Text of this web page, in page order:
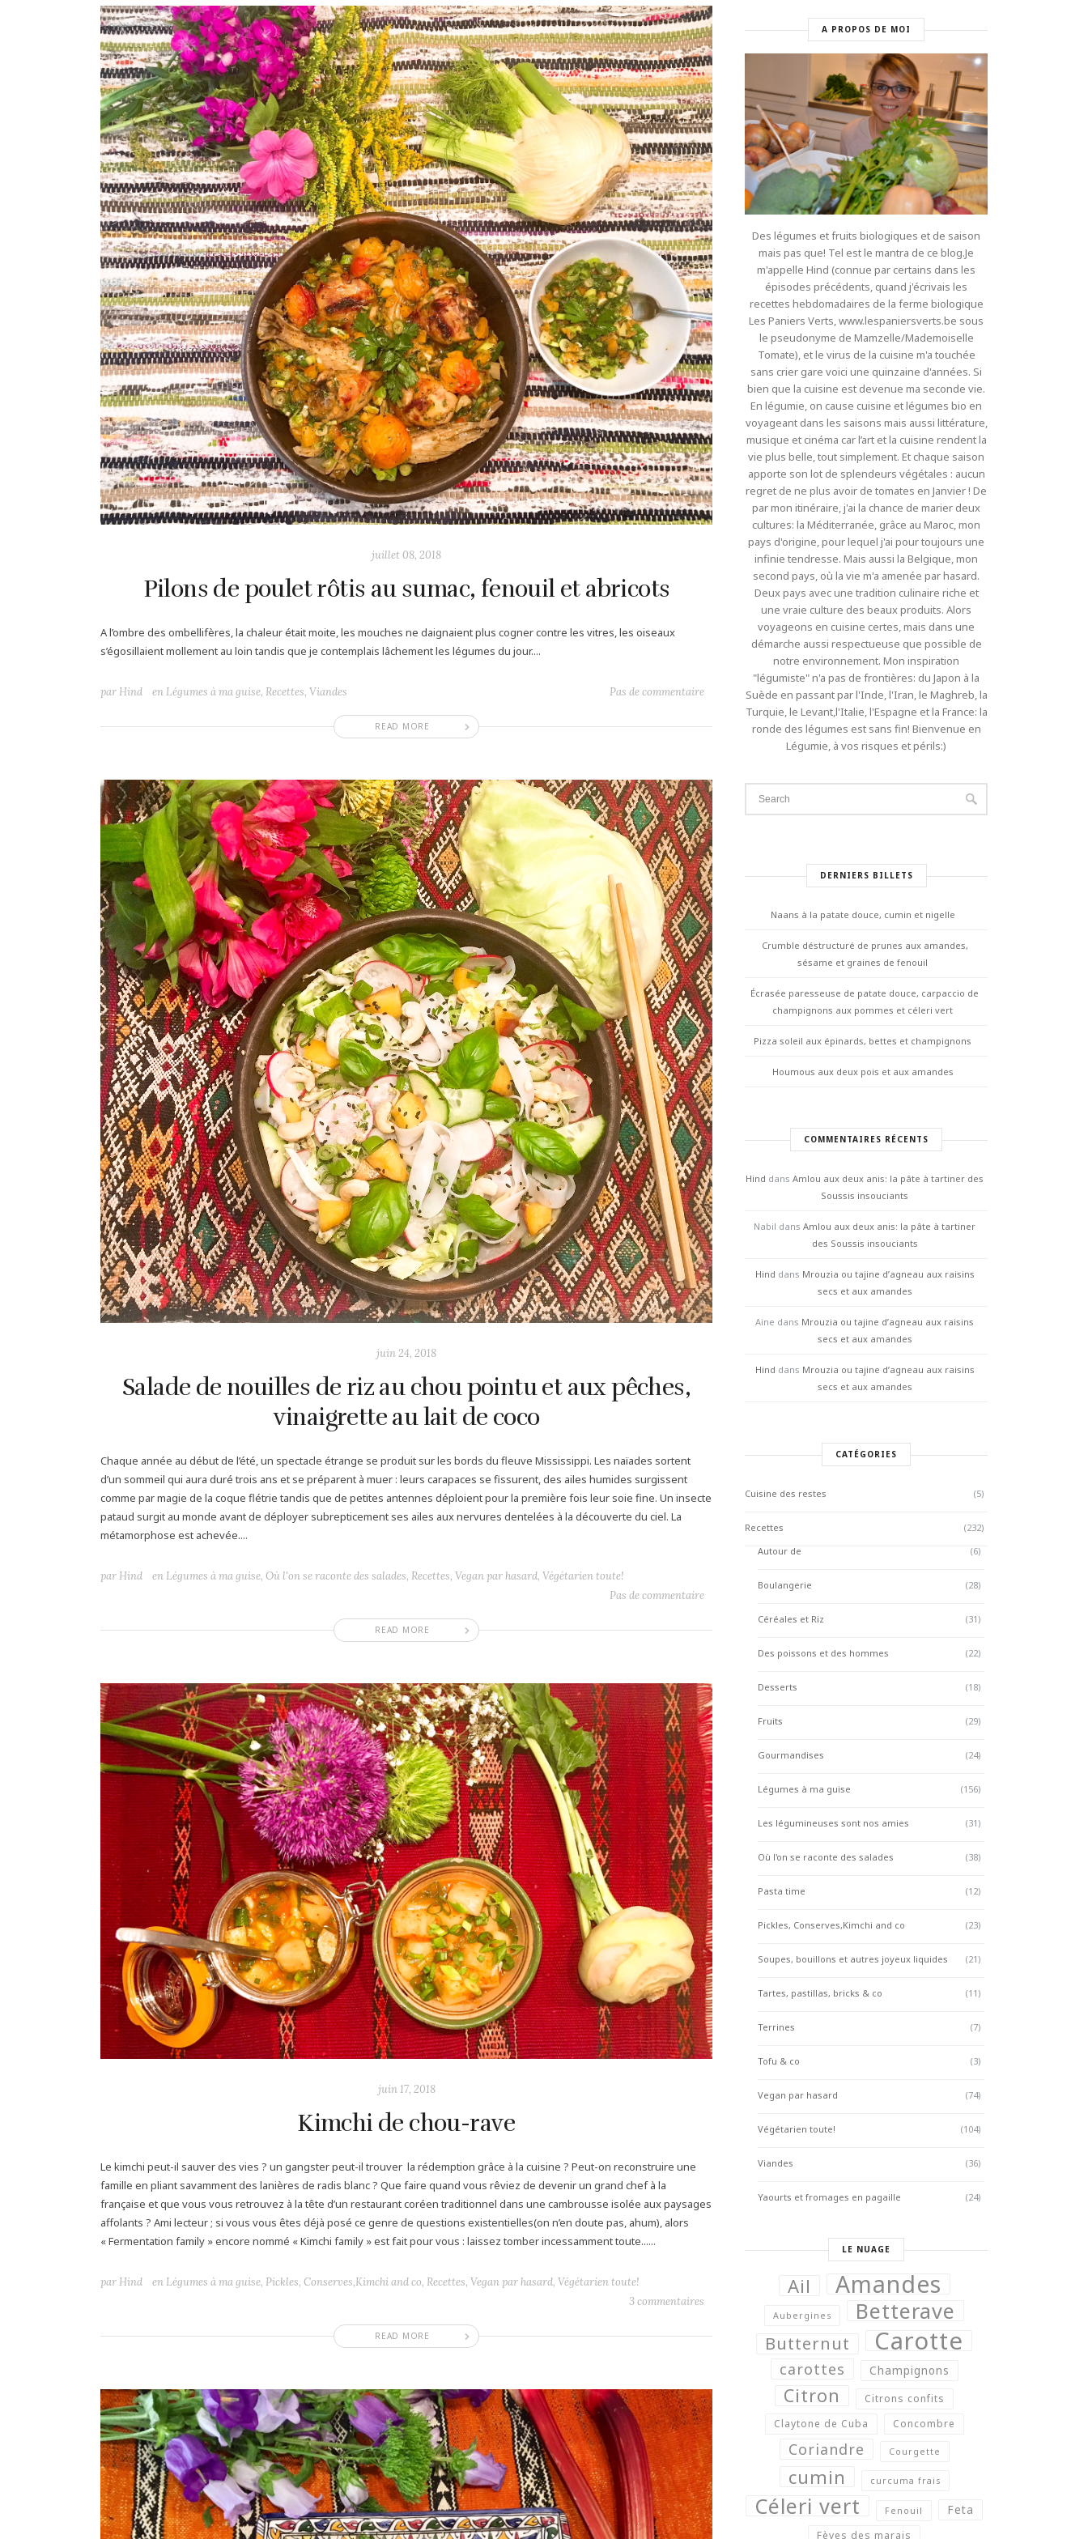
juillet 08, 2018
Pilons de poulet rôtis au sumac, fenouil et abricots
A l’ombre des ombellifères, la chaleur était moite, les mouches ne daignaient plus cogner contre les vitres, les oiseaux
s’égosillaient mollement au loin tandis que je contemplais lâchement les légumes du jour....
READ MORE
par Hind en Légumes à ma guise, Recettes, Viandes Pas de commentaire
juin 24, 2018
Salade de nouilles de riz au chou pointu et aux pêches,
vinaigrette au lait de coco
Chaque année au début de l’été, un spectacle étrange se produit sur les bords du fleuve Mississippi. Les naïades sortent
d’un sommeil qui aura duré trois ans et se préparent à muer : leurs carapaces se fissurent, des ailes humides surgissent
comme par magie de la coque flétrie tandis que de petites antennes déploient pour la première fois leur soie fine. Un insecte
pataud surgit au monde avant de déployer subrepticement ses ailes aux nervures dentelées à la découverte du ciel. La
métamorphose est achevée....
READ MORE
par Hind en Légumes à ma guise, Où l'on se raconte des salades, Recettes, Vegan par hasard, Végétarien toute!
Pas de commentaire
juin 17, 2018
Kimchi de chou-rave
Le kimchi peut-il sauver des vies ? un gangster peut-il trouver la rédemption grâce à la cuisine ? Peut-on reconstruire une
famille en pliant savamment des lanières de radis blanc ? Que faire quand vous rêviez de devenir un grand chef à la
française et que vous vous retrouvez à la tête d’un restaurant coréen traditionnel dans une cambrousse isolée aux paysages
affolants ? Ami lecteur ; si vous vous êtes déjà posé ce genre de questions existentielles(on n’en doute pas, ahum), alors
« Fermentation family » encore nommé « Kimchi family » est fait pour vous : laissez tomber incessamment toute......
READ MORE
par Hind en Légumes à ma guise, Pickles, Conserves,Kimchi and co, Recettes, Vegan par hasard, Végétarien toute!
3 commentaires
A PROPOS DE MOI
Des légumes et fruits biologiques et de saison
mais pas que! Tel est le mantra de ce blog.Je
m'appelle Hind (connue par certains dans les
épisodes précédents, quand j'écrivais les
recettes hebdomadaires de la ferme biologique
Les Paniers Verts, www.lespaniersverts.be sous
le pseudonyme de Mamzelle/Mademoiselle
Tomate), et le virus de la cuisine m'a touchée
sans crier gare voici une quinzaine d'années. Si
bien que la cuisine est devenue ma seconde vie.
En légumie, on cause cuisine et légumes bio en
voyageant dans les saisons mais aussi littérature,
musique et cinéma car l’art et la cuisine rendent la
vie plus belle, tout simplement. Et chaque saison
apporte son lot de splendeurs végétales : aucun
regret de ne plus avoir de tomates en Janvier ! De
par mon itinéraire, j'ai la chance de marier deux
cultures: la Méditerranée, grâce au Maroc, mon
pays d'origine, pour lequel j'ai pour toujours une
infinie tendresse. Mais aussi la Belgique, mon
second pays, où la vie m'a amenée par hasard.
Deux pays avec une tradition culinaire riche et
une vraie culture des beaux produits. Alors
voyageons en cuisine certes, mais dans une
démarche aussi respectueuse que possible de
notre environnement. Mon inspiration
"légumiste" n'a pas de frontières: du Japon à la
Suède en passant par l'Inde, l'Iran, le Maghreb, la
Turquie, le Levant,l'Italie, l'Espagne et la France: la
ronde des légumes est sans fin! Bienvenue en
Légumie, à vos risques et périls:)
DERNIERS BILLETS
Naans à la patate douce, cumin et nigelle
Crumble déstructuré de prunes aux amandes,
sésame et graines de fenouil
Écrasée paresseuse de patate douce, carpaccio de
champignons aux pommes et céleri vert
Pizza soleil aux épinards, bettes et champignons
Houmous aux deux pois et aux amandes
COMMENTAIRES RÉCENTS
Hind dans Amlou aux deux anis: la pâte à tartiner des
Soussis insouciants
Nabil dans Amlou aux deux anis: la pâte à tartiner
des Soussis insouciants
Hind dans Mrouzia ou tajine d’agneau aux raisins
secs et aux amandes
Aine dans Mrouzia ou tajine d’agneau aux raisins
secs et aux amandes
Hind dans Mrouzia ou tajine d’agneau aux raisins
secs et aux amandes
CATÉGORIES
Cuisine des restes (5)
Recettes
(232)
Autour de
(6)
Boulangerie (28)
Céréales et Riz (31)
Des poissons et des hommes (22)
Desserts (18)
Fruits (29)
Gourmandises (24)
Légumes à ma guise (156)
Les légumineuses sont nos amies (31)
Où l'on se raconte des salades (38)
Pasta time (12)
Pickles, Conserves,Kimchi and co (23)
Soupes, bouillons et autres joyeux liquides (21)
Tartes, pastillas, bricks & co (11)
Terrines (7)
Tofu & co (3)
Vegan par hasard (74)
Végétarien toute! (104)
Viandes (36)
Yaourts et fromages en pagaille (24)
LE NUAGE
Ail Amandes
Aubergines Betterave
Butternut Carotte
carottes Champignons
Citron
Citrons confits
Claytone de Cuba
Concombre
Coriandre Courgette
cumin curcuma frais
Céleri vert Fenouil Feta
Fèves des marais